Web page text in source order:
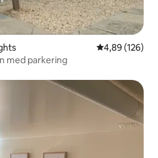
4,89 av 5 i
4,89 (126)
med parkering